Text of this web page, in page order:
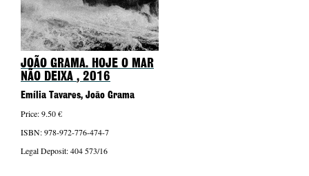
JOÃO GRAMA. HOJE O MAR
NÃO DEIXA , 2016
Emília Tavares, João Grama
Price: 9.50 €
ISBN: 978-972-776-474-7
Legal Deposit: 404 573/16